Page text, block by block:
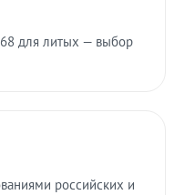
для литых — выбор
российских и